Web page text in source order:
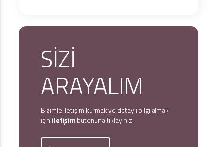
SİZİ
ARAYALIM
Bizimle iletişim kurmak ve detaylı bilgi almak
için iletişim butonuna tıklayınız.